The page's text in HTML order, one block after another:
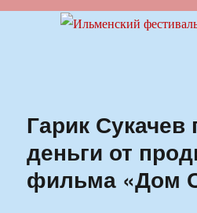
Ильменский
Гарик Сукачев
деньги от
фильма «Дом